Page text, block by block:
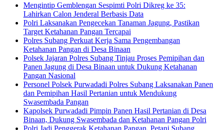
Mengintip Gemblengan Sespimti Polri Dikreg ke 35:
Lahirkan Calon Jenderal Berbasis Data
Polri Laksanakan Pengecekan Tanaman Jagung, Pastikan
Target Ketahanan Pangan Tercapai
Polres Subang Perkuat Kerja Sama Pengembangan
Ketahanan Pangan di Desa Binaan
Polsek Jajaran Polres Subang Tinjau Proses Pemipihan dan
Panen Jagung di Desa Binaan untuk Dukung Ketahanan
Pangan Nasional
Personel Polsek Purwadadi Polres Subang Laksanakan Panen
dan Pemipihan Hasil Pertanian untuk Mendukung
Swasembada Pangan
Kapolsek Purwadadi Pimpin Panen Hasil Pertanian di Desa
Binaan, Dukung Swasembada dan Ketahanan Pangan Polri
Polri Jadi Penggerak Ketahanan Pangan, Petani Subang